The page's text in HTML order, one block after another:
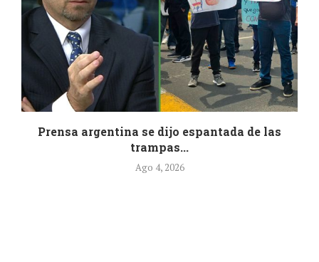
Prensa argentina se dijo espantada de las
trampas...
Ago 4, 2026